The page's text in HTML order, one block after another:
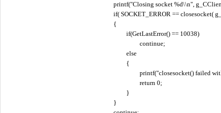
printf("Closing socket %d\\n",
if( SOCKET_ERROR == closesocket(
{
if(GetLastError() == 10038)
continue;
else
{
printf("closesocket() failed
return 0;
}
}